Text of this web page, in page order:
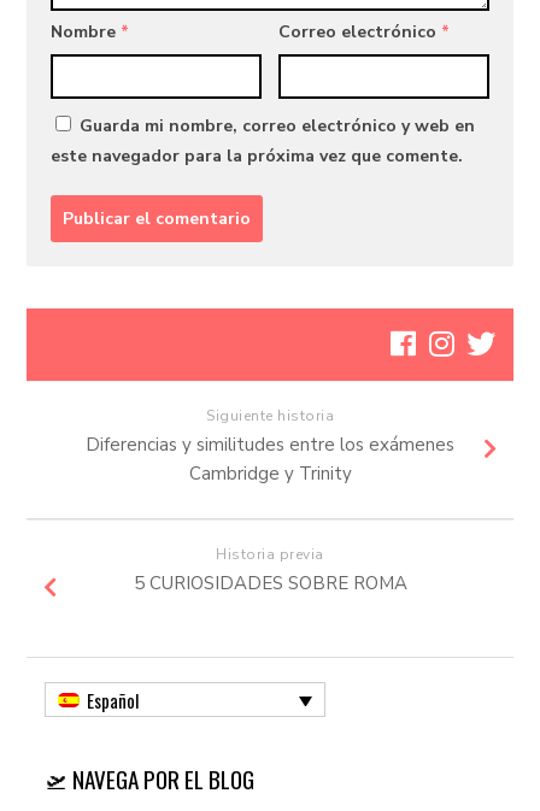
Nombre * Correo electrónico *
Guarda mi nombre, correo electrónico y web en
este navegador para la próxima vez que comente.
Siguiente historia
Diferencias y similitudes entre los exámenes
Cambridge y Trinity
Historia previa
5 CURIOSIDADES SOBRE ROMA
Español
🛫 NAVEGA POR EL BLOG